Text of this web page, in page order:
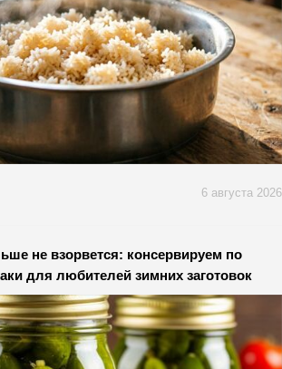
6 августа 2026
не взорвется: консервируем по
для любителей зимних заготовок